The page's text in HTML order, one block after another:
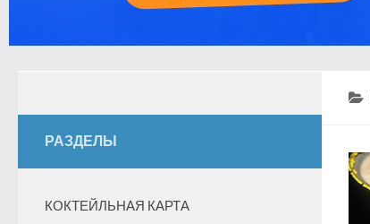
РАЗДЕЛЫ
КОКТЕЙЛЬНАЯ КАРТА